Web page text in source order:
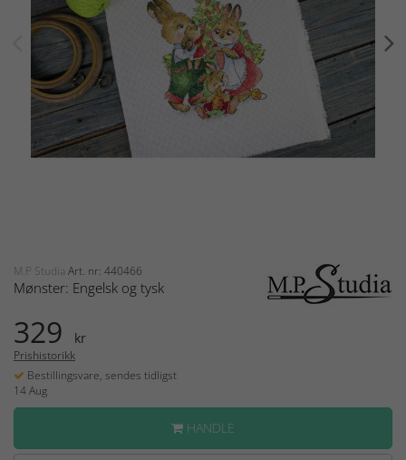
M.P Studia Art. nr: 440466
Mønster: Engelsk og tysk
329 kr
Prishistorikk
Bestillingsvare, sendes tidligst
14 Aug
HANDLE